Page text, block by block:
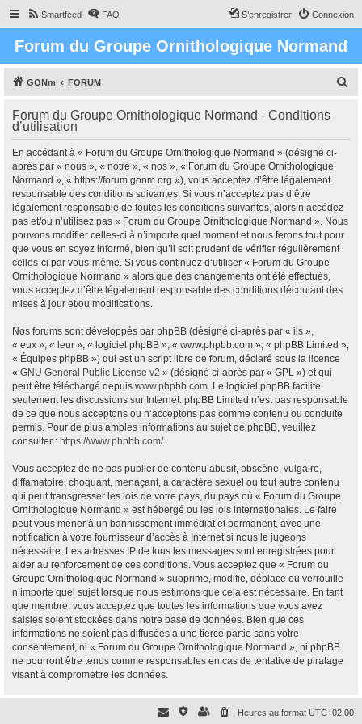
Smartfeed FAQ Connexion
S’enregistrer
Forum du Groupe Ornithologique Normand
GONm FORUM
h
Forum du Groupe Ornithologique Normand - Conditions
d’utilisation
En accédant à « Forum du Groupe Ornithologique Normand » (désigné ci-
après par « nous », « notre », « nos », « Forum du Groupe Ornithologique
Normand », « https://forum.gonm.org »), vous acceptez d’être légalement
responsable des conditions suivantes. Si vous n’acceptez pas d’être
légalement responsable de toutes les conditions suivantes, alors n’accédez
pas et/ou n’utilisez pas « Forum du Groupe Ornithologique Normand ». Nous
pouvons modifier celles-ci à n’importe quel moment et nous ferons tout pour
que vous en soyez informé, bien qu’il soit prudent de vérifier régulièrement
celles-ci par vous-même. Si vous continuez d’utiliser « Forum du Groupe
Ornithologique Normand » alors que des changements ont été effectués,
vous acceptez d’être légalement responsable des conditions découlant des
mises à jour et/ou modifications.
Nos forums sont développés par phpBB (désigné ci-après par « ils »,
« eux », « leur », « logiciel phpBB », « www.phpbb.com », « phpBB Limited »,
« Équipes phpBB ») qui est un script libre de forum, déclaré sous la licence
« GNU General Public License v2 » (désigné ci-après par « GPL ») et qui
peut être téléchargé depuis www.phpbb.com. Le logiciel phpBB facilite
seulement les discussions sur Internet. phpBB Limited n’est pas responsable
de ce que nous acceptons ou n’acceptons pas comme contenu ou conduite
permis. Pour de plus amples informations au sujet de phpBB, veuillez
consulter : https://www.phpbb.com/.
Vous acceptez de ne pas publier de contenu abusif, obscène, vulgaire,
diffamatoire, choquant, menaçant, à caractère sexuel ou tout autre contenu
qui peut transgresser les lois de votre pays, du pays où « Forum du Groupe
Ornithologique Normand » est hébergé ou les lois internationales. Le faire
peut vous mener à un bannissement immédiat et permanent, avec une
notification à votre fournisseur d’accès à Internet si nous le jugeons
nécessaire. Les adresses IP de tous les messages sont enregistrées pour
aider au renforcement de ces conditions. Vous acceptez que « Forum du
Groupe Ornithologique Normand » supprime, modifie, déplace ou verrouille
n’importe quel sujet lorsque nous estimons que cela est nécessaire. En tant
que membre, vous acceptez que toutes les informations que vous avez
saisies soient stockées dans notre base de données. Bien que ces
informations ne soient pas diffusées à une tierce partie sans votre
consentement, ni « Forum du Groupe Ornithologique Normand », ni phpBB
ne pourront être tenus comme responsables en cas de tentative de piratage
visant à compromettre les données.
Heures au format UTC+02:00